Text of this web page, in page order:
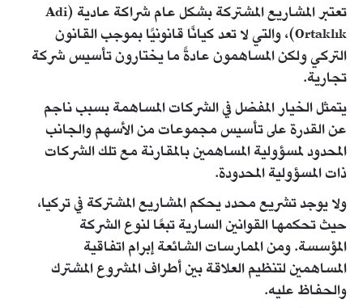
تعتبر المشاريع المشتركة بشكل عام شراكة عادية (Adi
Ortaklık)، والتي لا تعد كيانًا قانونيًا بموجب القانون
التركي ولكن المساهمون عادةً ما يختارون تأسيس شركة
تجارية.
يتمثل الخيار المفضل في الشركات المساهمة بسبب ناجم
عن القدرة على تأسيس مجموعات من الأسهم والجانب
المحدود لمسؤولية المساهمين بالمقارنة مع تلك الشركات
ذات المسؤولية المحدودة.
ولا يوجد تشريع محدد يحكم المشاريع المشتركة في تركيا،
حيث تحكمها القوانين السارية تبعًا لنوع الشركة
المؤسسة. ومن الممارسات الشائعة إبرام اتفاقية
المساهمين لتنظيم العلاقة بين أطراف المشروع المشترك
والحفاظ عليه.